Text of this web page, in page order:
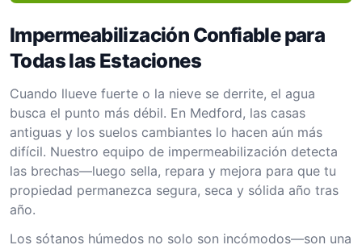
Impermeabilización Confiable para
Todas las Estaciones
Cuando llueve fuerte o la nieve se derrite, el agua
busca el punto más débil. En Medford, las casas
antiguas y los suelos cambiantes lo hacen aún más
difícil. Nuestro equipo de impermeabilización detecta
las brechas—luego sella, repara y mejora para que tu
propiedad permanezca segura, seca y sólida año tras
año.
Los sótanos húmedos no solo son incómodos—son una